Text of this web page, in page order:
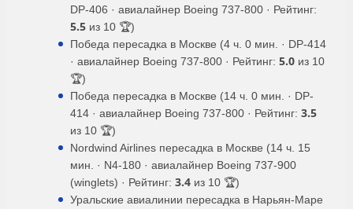
DP-406 · авиалайнер Boeing 737-800 · Рейтинг:
5.5 из 10 🏆)
Победа пересадка в Москве (4 ч. 0 мин. · DP-414
· авиалайнер Boeing 737-800 · Рейтинг: 5.0 из 10
🏆)
Победа пересадка в Москве (14 ч. 0 мин. · DP-
414 · авиалайнер Boeing 737-800 · Рейтинг: 3.5
из 10 🏆)
Nordwind Airlines пересадка в Москве (14 ч. 15
мин. · N4-180 · авиалайнер Boeing 737-900
(winglets) · Рейтинг: 3.4 из 10 🏆)
Уральские авиалинии пересадка в Нарьян-Маре